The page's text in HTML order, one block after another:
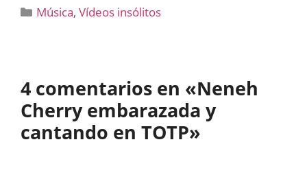
Categorías
Música,Vídeos insólitos
4 comentarios en «Neneh
Cherry embarazada y
cantando en TOTP»